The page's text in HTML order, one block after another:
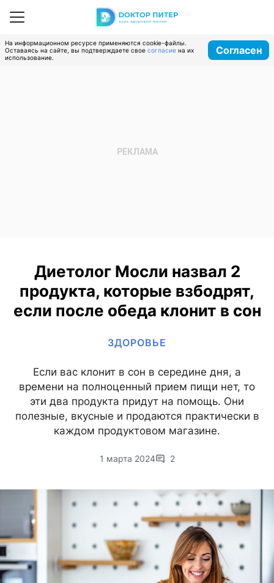
На информационном ресурсе применяются cookie-файлы.
Оставаясь на сайте, вы подтверждаете свое согласие на их
использование.
Согласен
Диетолог Мосли назвал 2
продукта, которые взбодрят,
если после обеда клонит в сон
ЗДОРОВЬЕ
Если вас клонит в сон в середине дня, а
времени на полноценный прием пищи нет, то
эти два продукта придут на помощь. Они
полезные, вкусные и продаются практически в
каждом продуктовом магазине.
1 марта 2024 2